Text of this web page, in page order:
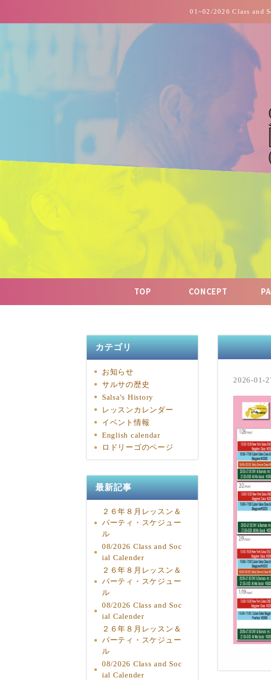
01~02/2026 Class and
TOP CONCEPT
カテゴリ
お知らせ
サルサの歴史
Salsa's History
レッスンカレンダー
イベント情報
English calendar
ロドリーゴのページ
最新記事
２６年８月レッスン＆
パーティ・スケジュー
ル
08/2026 Class and Soc
ial Calender
２６年８月レッスン＆
パーティ・スケジュー
ル
08/2026 Class and Soc
ial Calender
２６年８月レッスン＆
パーティ・スケジュー
ル
08/2026 Class and Soc
ial Calender
2026-01-